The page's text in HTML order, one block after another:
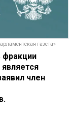
газета»
фракции
член